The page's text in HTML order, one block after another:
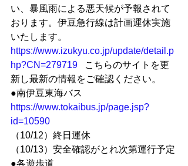
い、暴風雨による悪天候が予報されて
おります。伊豆急行線は計画運休実施
いたします。
https://www.izukyu.co.jp/update/detail.p
hp?CN=279719
   こちらのサイトを更
新し最新の情報をご確認ください。
●南伊豆東海バス
https://www.tokaibus.jp/page.jsp?
id=10590
（10/12）終日運休
（10/13）安全確認がとれ次第運行予定
●各遊歩道